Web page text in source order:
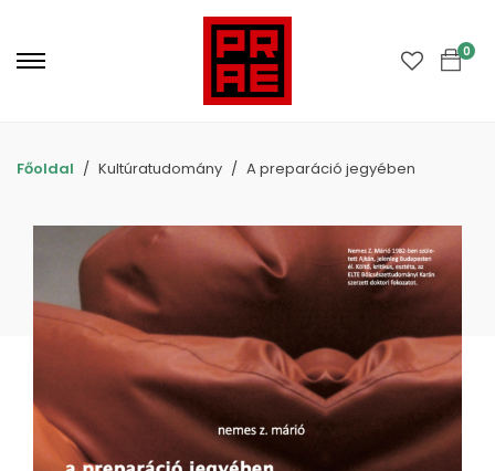
0
Főoldal Kultúratudomány A preparáció jegyében